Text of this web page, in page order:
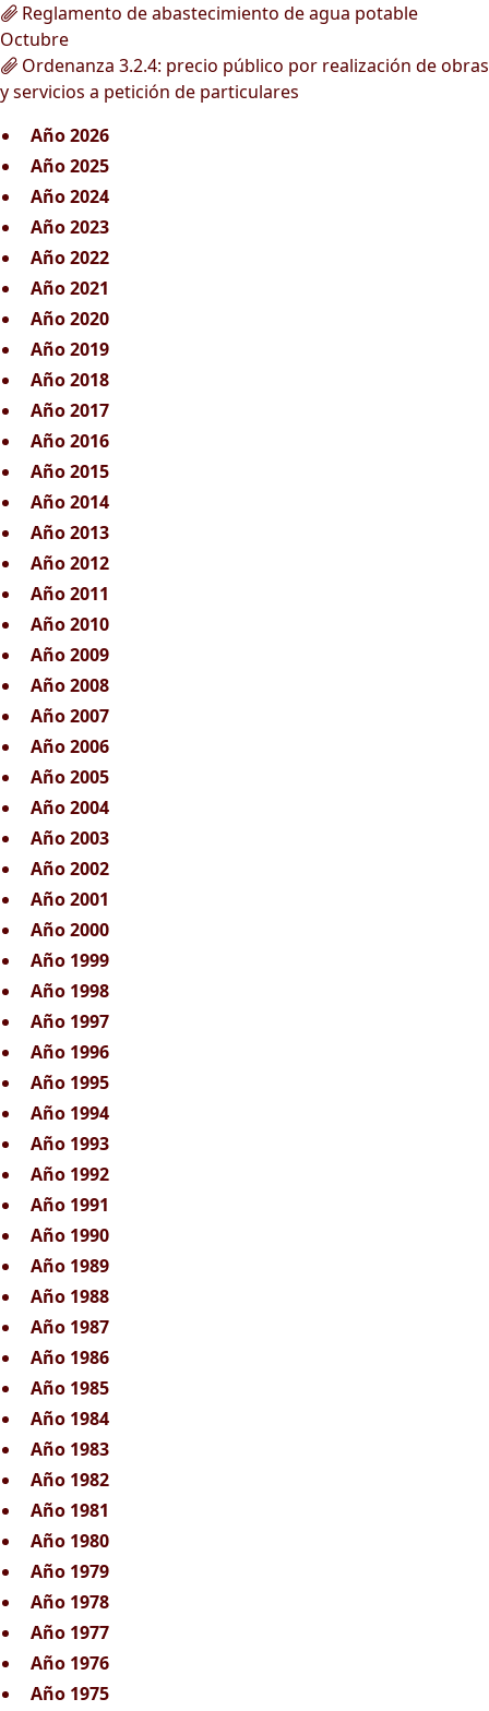
Reglamento de abastecimiento de agua potable
Octubre
Ordenanza 3.2.4: precio público por realización de obras
y servicios a petición de particulares
Año 2026
Año 2025
Año 2024
Año 2023
Año 2022
Año 2021
Año 2020
Año 2019
Año 2018
Año 2017
Año 2016
Año 2015
Año 2014
Año 2013
Año 2012
Año 2011
Año 2010
Año 2009
Año 2008
Año 2007
Año 2006
Año 2005
Año 2004
Año 2003
Año 2002
Año 2001
Año 2000
Año 1999
Año 1998
Año 1997
Año 1996
Año 1995
Año 1994
Año 1993
Año 1992
Año 1991
Año 1990
Año 1989
Año 1988
Año 1987
Año 1986
Año 1985
Año 1984
Año 1983
Año 1982
Año 1981
Año 1980
Año 1979
Año 1978
Año 1977
Año 1976
Año 1975